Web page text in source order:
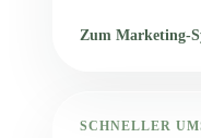
Zum Marketing-
SCHNELLER